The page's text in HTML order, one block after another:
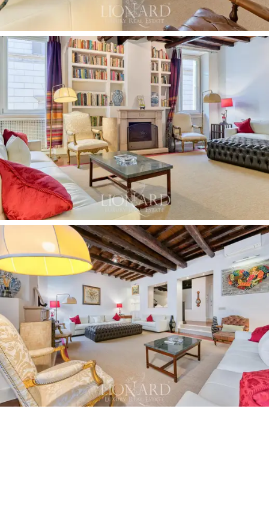
令人愉悅的螺旋樓梯到達。在這裡，帶衣帽間和
連接浴室的主人套房提供完全的隱私，另外三間
臥室與第二間浴室相連。
高品質的材料和飾面增
強了優雅的室內設計，例如華麗的天花板和赤土
地板，為公寓營造出溫暖、舒適和精緻的氛圍。
樓上還俯瞰20 平方米的私人露台，
該露台提供專
屬區域，可供客人享受放鬆時刻並欣賞羅馬美
景。除此之外，四樓還有一個 110 平方米的第二個
全景露台：50% 的共享空間，配有家具和小廚房，
非常適合戶外晚餐或在星空下度過愉快的夜晚。
該物業還設有一個75 平方米的車庫
最多可停放6 輛車，並設有兩個便利的汽車充電
站。
購買此房產不僅意味著購買房產，還意味著成為
羅馬歷史的一部分，居住在該市最獨特和最受歡
迎的街區之一。莊園擁有寬敞的空間，非常適合
想要安靜的避難所但又靠近城市藝術和文化奇觀
的人。